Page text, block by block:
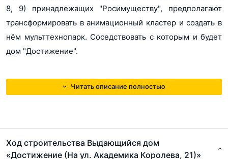
8, 9) принадлежащих "Росимуществу", предполагают
трансформировать в анимационный кластер и создать в
нём мульттехнопарк. Соседствовать с которым и будет
дом "Достижение".
Читать описание полностью
Ход строительства Выдающийся дом
«Достижение (На ул. Академика Королева, 21)»